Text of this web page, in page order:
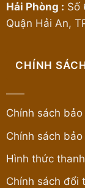
Hải Phòng : Số
Quận Hải An,
CHÍNH
Chính sách bảo
Chính sách
Hình thức
Chính sách đổi